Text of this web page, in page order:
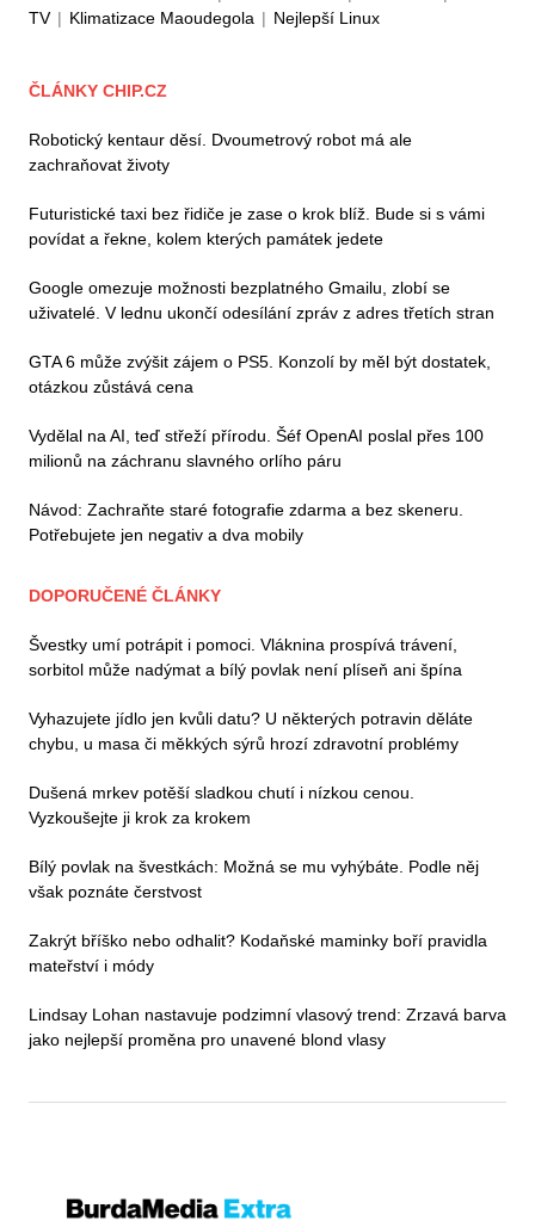
TV | Klimatizace Maoudegola | Nejlepší Linux
ČLÁNKY CHIP.CZ
Robotický kentaur děsí. Dvoumetrový robot má ale
zachraňovat životy
Futuristické taxi bez řidiče je zase o krok blíž. Bude si s vámi
povídat a řekne, kolem kterých památek jedete
Google omezuje možnosti bezplatného Gmailu, zlobí se
uživatelé. V lednu ukončí odesílání zpráv z adres třetích stran
GTA 6 může zvýšit zájem o PS5. Konzolí by měl být dostatek,
otázkou zůstává cena
Vydělal na AI, teď střeží přírodu. Šéf OpenAI poslal přes 100
milionů na záchranu slavného orlího páru
Návod: Zachraňte staré fotografie zdarma a bez skeneru.
Potřebujete jen negativ a dva mobily
DOPORUČENÉ ČLÁNKY
Švestky umí potrápit i pomoci. Vláknina prospívá trávení,
sorbitol může nadýmat a bílý povlak není plíseň ani špína
Vyhazujete jídlo jen kvůli datu? U některých potravin děláte
chybu, u masa či měkkých sýrů hrozí zdravotní problémy
Dušená mrkev potěší sladkou chutí i nízkou cenou.
Vyzkoušejte ji krok za krokem
Bílý povlak na švestkách: Možná se mu vyhýbáte. Podle něj
však poznáte čerstvost
Zakrýt bříško nebo odhalit? Kodaňské maminky boří pravidla
mateřství i módy
Lindsay Lohan nastavuje podzimní vlasový trend: Zrzavá barva
jako nejlepší proměna pro unavené blond vlasy